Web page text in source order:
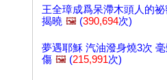
王全璋成爲呆滯木頭人的祕
揭曉 🖼️ (390,694次)
夢遇耶穌 汽油潑身燒3次
傷 🖼️ (215,991次)